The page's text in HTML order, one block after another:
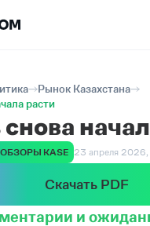
Рынок Казахстана
расти
KASE 23 апреля
Скачать PDF
и